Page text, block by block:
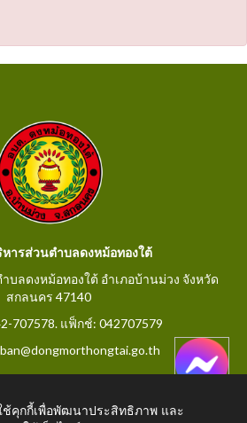
หารส่วนตำบลดงหม้อทองใต้
บลดงหม้อทองใต้ อำเภอบ้านม่วง จังหวัด
สกลนคร 47140
707578. แฟ็กช์: 042707579
ช้คุกกี้เพื่อพัฒนาประสิทธิภาพ และ